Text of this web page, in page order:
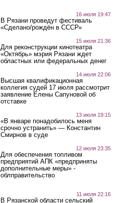
16 июля 19:47
В Рязани проведут фестиваль
«Сделано/рождён в СССР»
15 июля 21:36
Для реконструкции кинотеатра
«Октябрь» мэрия Рязани ждет
областных или федеральных денег
14 июля 22:06
Высшая квалификационная
коллегия судей 17 июля рассмотрит
заявление Елены Сапуновой об
отставке
13 июля 19:15
«В январе понадобилось меня
срочно устранить» — Константин
Смирнов в суде
12 июля 23:35
Для обеспечения топливом
предприятий АПК «предприняты
дополнительные меры» -
облправительство
11 июля 22:16
В Рязанской области сельский